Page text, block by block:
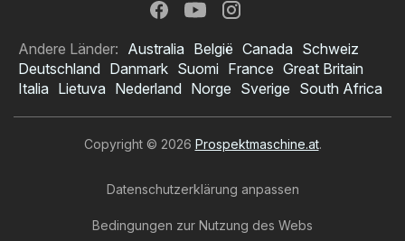
Andere Länder: Australia België Canada Schweiz
Deutschland Danmark Suomi France Great Britain
Italia Lietuva Nederland Norge Sverige South Africa
Copyright © 2026 Prospektmaschine.at.
Datenschutzerklärung anpassen
Bedingungen zur Nutzung des Webs